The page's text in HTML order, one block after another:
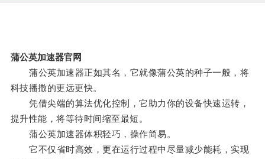
蒲公英加速器官网
蒲公英加速器正如其名，它就像蒲公英的种子一般，将
科技播撒的更远更快。
凭借尖端的算法优化控制，它助力你的设备快速运转，
提升性能，将等待时间缩至最短。
蒲公英加速器体积轻巧，操作简易。
它不仅省时高效，更在运行过程中尽量减少能耗，实现